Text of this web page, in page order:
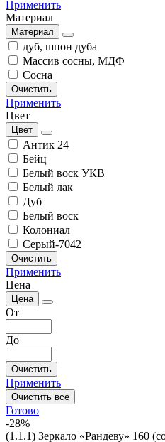
Применить
Материал
Материал
дуб, шпон дуба
Массив сосны, МДФ
Сосна
Очистить
Применить
Цвет
Цвет
Антик 24
Бейц
Белый воск УКВ
Белый лак
Дуб
Белый воск
Колониал
Серый-7042
Очистить
Применить
Цена
Цена
От
До
Очистить
Применить
Очистить все
Готово
-28%
(1.1.1) Зеркало «Рандеву» 160